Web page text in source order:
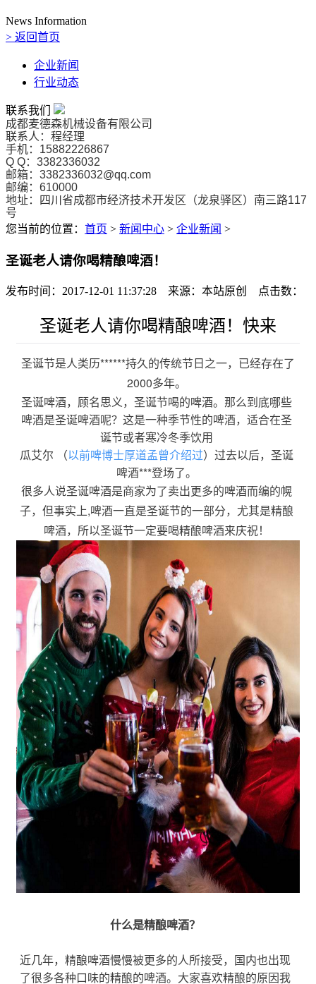
News Information
> 返回首页
企业新闻
行业动态
联系我们
成都麦德森机械设备有限公司
联系人：程经理
手机：15882226867
Q Q：3382336032
邮箱：3382336032@qq.com
邮编：610000
地址：
四川省成都市经济技术开发区（龙泉驿区）南三路117
号
您当前的位置： 首页 > 新闻中心 > 企业新闻 >
圣诞老人请你喝精酿啤酒！
发布时间：2017-12-01 11:37:28 来源：本站原创 点击数：
圣诞老人请你喝精酿啤酒！快来
圣诞节是人类历******持久的传统节日之一，已经存在了
2000多年。
圣诞啤酒，顾名思义，圣诞节喝的啤酒。那么到底哪些
啤酒是圣诞啤酒呢？这是一种季节性的啤酒，适合在圣
诞节或者寒冷冬季饮用
瓜艾尔 （以前啤博士厚道孟曾介绍过）过去以后，圣诞
啤酒***登场了。
很多人说圣诞啤酒是商家为了卖出更多的啤酒而编的幌
子，但事实上,啤酒一直是圣诞节的一部分，尤其是精酿
啤酒，所以圣诞节一定要喝精酿啤酒来庆祝！
什么是精酿啤酒？
近几年，精酿啤酒慢慢被更多的人所接受，国内也出现
了很多各种口味的精酿的啤酒。大家喜欢精酿的原因我